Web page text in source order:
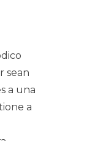
sean
a una
a